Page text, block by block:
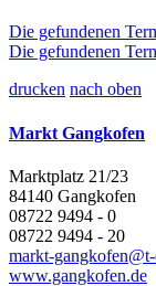
Die gefundenen
Die gefundenen
drucken nach oben
Markt Gangkofen
Marktplatz 21/23
84140 Gangkofen
08722 9494 - 0
08722 9494 - 20
markt-
www.gangkofen.de